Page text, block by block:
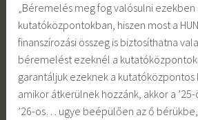
„Béremelés meg fog valósulni ezekben
kutatóközpontokban, hiszen most a
finanszírozási összeg is biztosíthatna
béremelést ezeknél a
garantáljuk ezeknek a
amikor átkerülnek hozzánk, akkor a
’26-os… ugye beépülően az ő